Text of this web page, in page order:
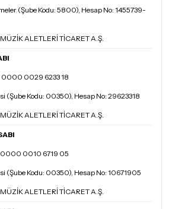
(Şube Kodu: 5800), Hesap No: 1455739-
ALETLERİ TİCARET A.Ş.
0000 0029 6233 18
(Şube Kodu: 00350), Hesap No: 29623318
ALETLERİ TİCARET A.Ş.
0000 0010 6719 05
(Şube Kodu: 00350), Hesap No: 10671905
ALETLERİ TİCARET A.Ş.